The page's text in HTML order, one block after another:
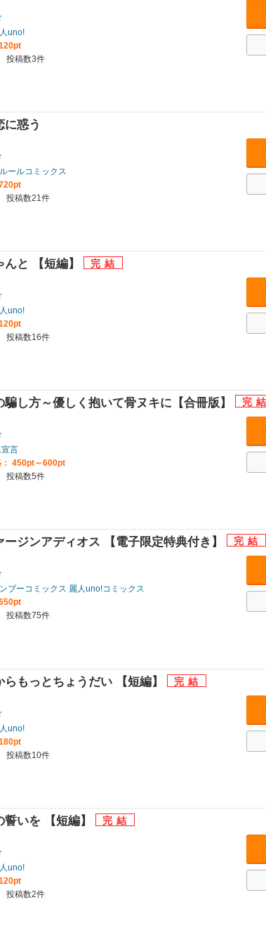
uno!
投稿数3件
に惑う
ールコミックス
投稿数21件
と 【短編】
uno!
投稿数16件
し方～優しく抱いて骨ヌキに【合冊版】
宣言
： 450pt～600pt
投稿数5件
ージンアディオス 【電子限定特典付き】
ブーコミックス 麗人uno!コミックス
投稿数75件
もっとちょうだい 【短編】
uno!
投稿数10件
いを 【短編】
uno!
投稿数2件